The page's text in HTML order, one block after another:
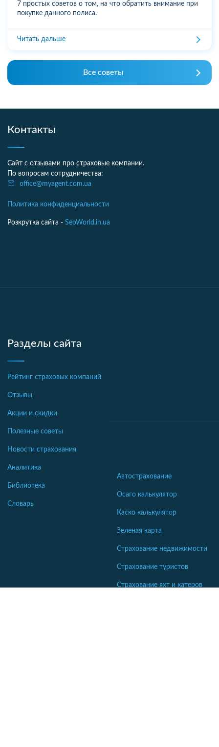
7 простых советов о том, на что обратить внимание при
покупке данного полиса.
Читать дальше
Все советы
Контакты
Сайт с отзывами про страховые компании.
По вопросам сотрудничества:
office@myagent.com.ua
Политика конфиденциальности
Розкрутка сайта - SeoWorld.in.ua
Разделы сайта
Рейтинг страховых компаний
Отзывы
Акции и скидки
Полезные советы
Новости страхования
Аналитика
Библиотека
Словарь
Автострахование
Осаго калькулятор
Каско калькулятор
Зеленая карта
Страхование недвижимости
Страхование туристов
Страхование яхт и катеров